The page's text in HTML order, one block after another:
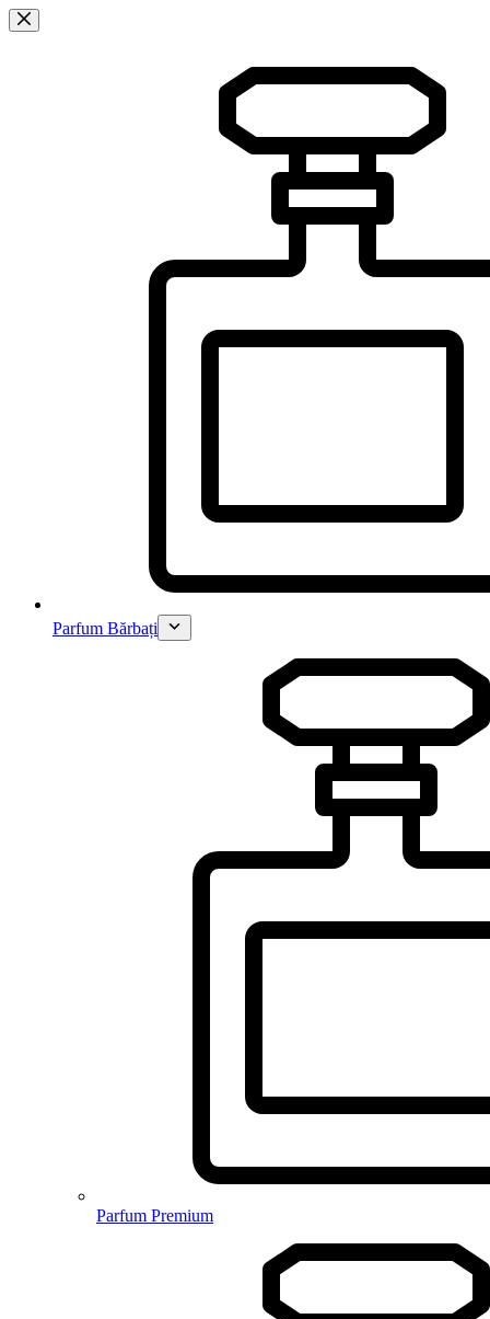
Sari
la
Parfum Bărbați
Parfum Premium